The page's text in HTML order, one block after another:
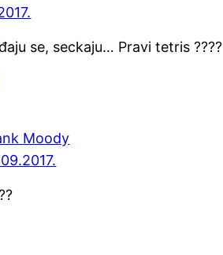
se, seckaju… Pravi tetris ????
Moody